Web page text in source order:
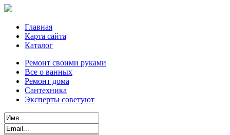
Главная
Карта сайта
Каталог
Ремонт своими руками
Все о ванных
Ремонт дома
Сантехника
Эксперты советуют